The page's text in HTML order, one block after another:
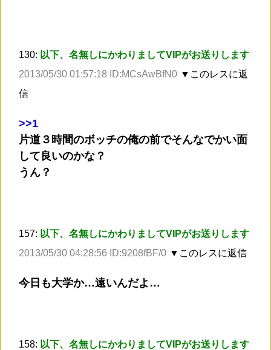
130: 以下、名無しにかわりましてVIPがお送りします
2013/05/30 01:57:18 ID:MCsAwBfN0 ▼このレスに返
信
>>1
片道３時間のボッチの俺の前でそんなでかい面
して良いのかな？
うん？
157: 以下、名無しにかわりましてVIPがお送りします
2013/05/30 04:28:56 ID:9208fBF/0 ▼このレスに返信
今日も大学か…遠いんだよ…
158: 以下、名無しにかわりましてVIPがお送りします